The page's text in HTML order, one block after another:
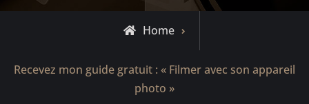
Home
Recevez mon guide gratuit : « Filmer avec son appareil
photo »